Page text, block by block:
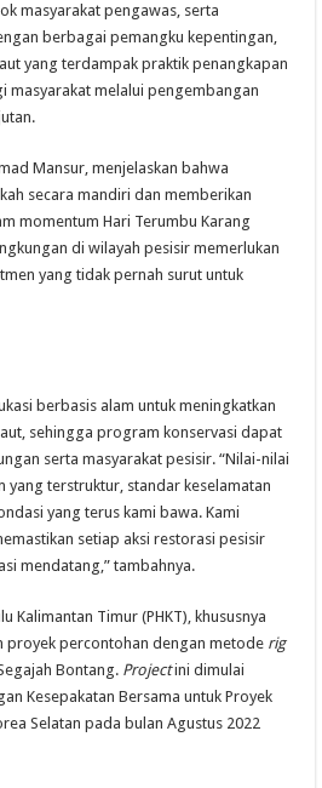
masyarakat pengawas, serta
berbagai pemangku kepentingan,
yang terdampak praktik penangkapan
masyarakat melalui pengembangan
Mansur, menjelaskan bahwa
secara mandiri dan memberikan
momentum Hari Terumbu Karang
di wilayah pesisir memerlukan
yang tidak pernah surut untuk
berbasis alam untuk meningkatkan
sehingga program konservasi dapat
serta masyarakat pesisir. “Nilai-nilai
terstruktur, standar keselamatan
yang terus kami bawa. Kami
setiap aksi restorasi pesisir
mendatang,” tambahnya.
Kalimantan Timur (PHKT), khususnya
proyek percontohan dengan metode rig
Bontang. Projectini dimulai
Kesepakatan Bersama untuk Proyek
Selatan pada bulan Agustus 2022